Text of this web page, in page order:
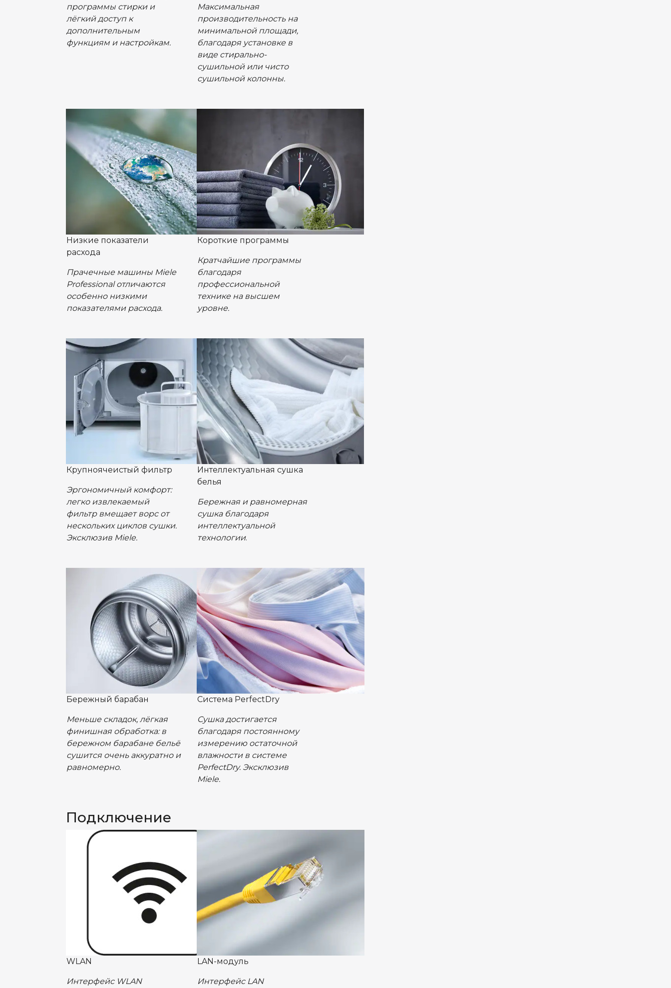
программы стирки и
лёгкий доступ к
дополнительным
функциям и настройкам.
Максимальная
производительность на
минимальной площади,
благодаря установке в
виде стирально-
сушильной или чисто
сушильной колонны.
Низкие показатели
расхода
Прачечные машины Miele
Professional отличаются
особенно низкими
показателями расхода.
Короткие программы
Кратчайшие программы
благодаря
профессиональной
технике на высшем
уровне.
Крупноячеистый фильтр
Эргономичный комфорт:
легко извлекаемый
фильтр вмещает ворс от
нескольких циклов сушки.
Эксклюзив Miele.
Интеллектуальная сушка
белья
Бережная и равномерная
сушка благодаря
интеллектуальной
технологии.
Бережный барабан
Меньше складок, лёгкая
финишная обработка: в
бережном барабане бельё
сушится очень аккуратно и
равномерно.
Система PerfectDry
Cушка достигается
благодаря постоянному
измерению остаточной
влажности в системе
PerfectDry. Эксклюзив
Miele.
Подключение
WLAN
Интерфейс WLAN
LAN-модуль
Интерфейс LAN